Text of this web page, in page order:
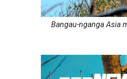
Bangau-nganga Asia